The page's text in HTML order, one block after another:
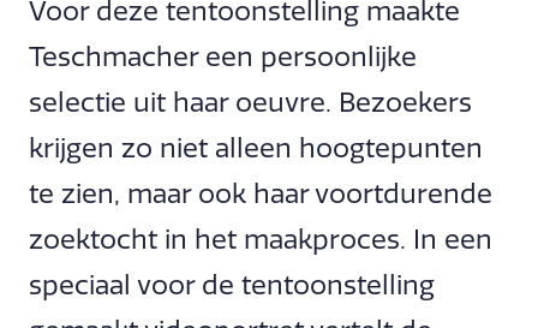
Voor deze tentoonstelling maakte
Teschmacher een persoonlijke
selectie uit haar oeuvre. Bezoekers
krijgen zo niet alleen hoogtepunten
te zien, maar ook haar voortdurende
zoektocht in het maakproces. In een
speciaal voor de tentoonstelling